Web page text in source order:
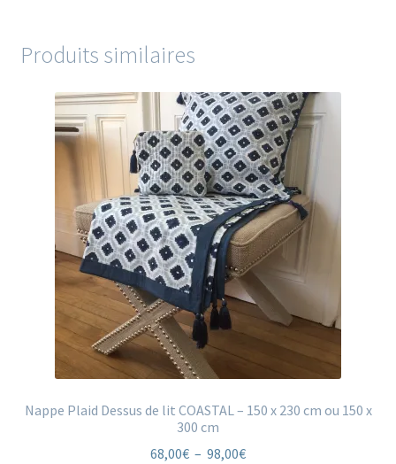
Produits similaires
Nappe Plaid Dessus de lit COASTAL – 150 x 230 cm ou 150 x
300 cm
68,00€ – 98,00€Plage